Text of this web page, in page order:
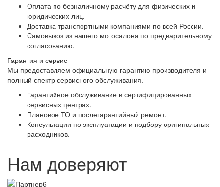
Оплата по безналичному расчёту для физических и
юридических лиц.
Доставка транспортными компаниями по всей России.
Самовывоз из нашего мотосалона по предварительному
согласованию.
Гарантия и сервис
Мы предоставляем официальную гарантию производителя и
полный спектр сервисного обслуживания.
Гарантийное обслуживание в сертифицированных
сервисных центрах.
Плановое ТО и послегарантийный ремонт.
Консультации по эксплуатации и подбору оригинальных
расходников.
Нам доверяют